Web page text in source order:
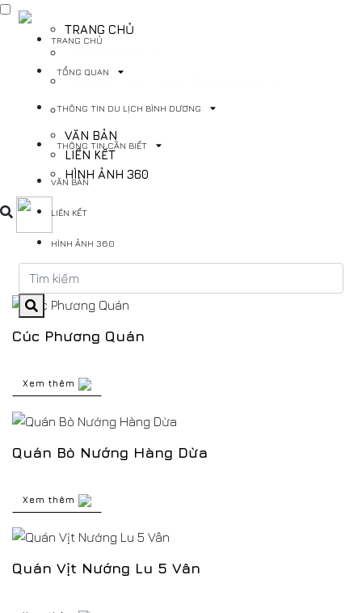
TRANG CHỦ
THÔNG TIN CẦN BIẾT
VĂN BẢN
LIÊN KẾT
HÌNH ẢNH 360
TRANG CHỦ
TỔNG QUAN
THÔNG TIN DU LỊCH BÌNH DƯƠNG
THÔNG TIN CẦN BIẾT
VĂN BẢN
LIÊN KẾT
HÌNH ẢNH 360
Cúc Phương Quán
Xem thêm
Quán Bò Nướng Hàng Dừa
Xem thêm
Quán Vịt Nướng Lu 5 Vân